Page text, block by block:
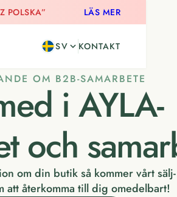
POLSKA” LÄS MER
SV KONTAKT
OM B2B-SAMARBETE
i AYLA-
och
om din butik så kommer vårt
att återkomma till dig omedelbart!